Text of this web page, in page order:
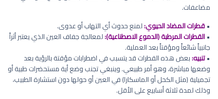
مضاعفات.
•قطرات المضاد الحيوي:لمنع حدوث أي التهاب أو عدوى.
•القطرات المرطبة (الدموع الاصطناعية):لمعالجة جفاف العين الذي يعتبر أثراً
جانبياً شائعاً ومؤقتاً بعد العملية.
•تنبيه:بعض هذه القطرات قد يتسبب في اضطرابات مؤقتة بالرؤية بعد
وضعها مباشرة، وهو أمر طبيعي. وينبغي تجنب وضع أية مستحضرات طبية أو
تجميلية (مثل الكحل أو الماسكارا) في العين أو حولها دون استشارة الطبيب،
وذلك لمدة ثلاثة أسابيع على الأقل.